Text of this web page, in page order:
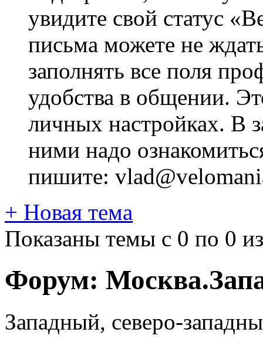
увидите свой статус
письма можете не
заполнять все поля
удобства в общении.
личных настройках. В
ними надо
пишите:
+ Новая тема
Показаны темы с 0 по 0
Форум:
Западный, северо-